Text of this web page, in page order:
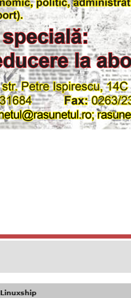
Linuxship